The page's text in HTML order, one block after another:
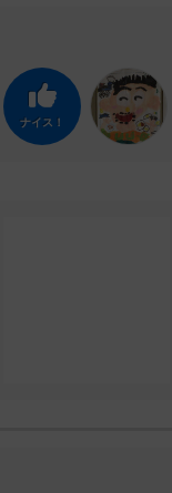
ナイス！